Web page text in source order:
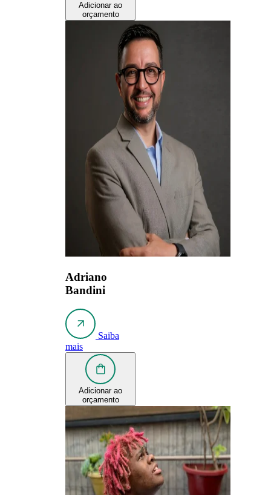
Adicionar ao
orçamento
Adriano
Bandini
Saiba
mais
Adicionar ao
orçamento